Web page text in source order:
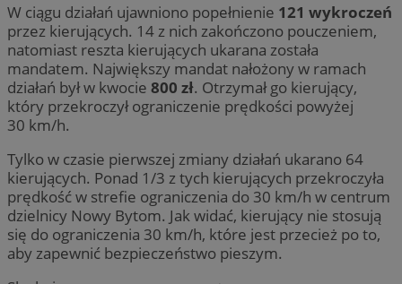
W ciągu działań ujawniono popełnienie 121 wykroczeń
przez kierujących. 14 z nich zakończono pouczeniem,
natomiast reszta kierujących ukarana została
mandatem. Największy mandat nałożony w ramach
działań był w kwocie 800 zł. Otrzymał go kierujący,
który przekroczył ograniczenie prędkości powyżej
30 km/h.
Tylko w czasie pierwszej zmiany działań ukarano 64
kierujących. Ponad 1/3 z tych kierujących przekroczyła
prędkość w strefie ograniczenia do 30 km/h w centrum
dzielnicy Nowy Bytom. Jak widać, kierujący nie stosują
się do ograniczenia 30 km/h, które jest przecież po to,
aby zapewnić bezpieczeństwo pieszym.